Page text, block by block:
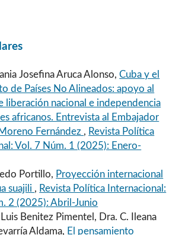
Josefina Aruca Alonso,Cuba y el
de Países No Alineados: apoyo al
liberación nacional e independencia
africanos. Entrevista al Embajador
Fernández , Revista Política
Vol. 7 Núm. 1 (2025): Enero-
Portillo, Proyección internacional
suajili , Revista Política Internacional:
2 (2025): Abril-Junio
Benitez Pimentel, Dra. C. Ileana
Aldama, El pensamiento